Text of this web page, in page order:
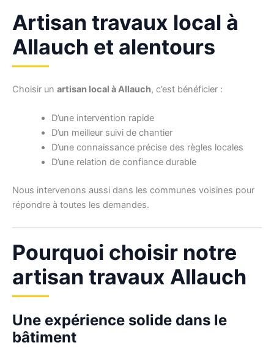
Artisan travaux local à
Allauch et alentours
Choisir un artisan local à Allauch, c’est bénéficier :
D’une intervention rapide
D’un meilleur suivi de chantier
D’une connaissance précise des règles locales
D’une relation de confiance durable
Nous intervenons aussi dans les communes voisines pour
répondre à toutes les demandes.
Pourquoi choisir notre
artisan travaux Allauch
Une expérience solide dans le
bâtiment